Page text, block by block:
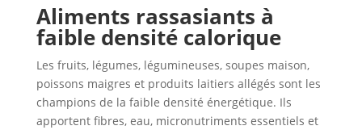
Aliments rassasiants à
faible densité calorique
Les fruits, légumes, légumineuses, soupes maison,
poissons maigres et produits laitiers allégés sont les
champions de la faible densité énergétique. Ils
apportent fibres, eau, micronutriments essentiels et